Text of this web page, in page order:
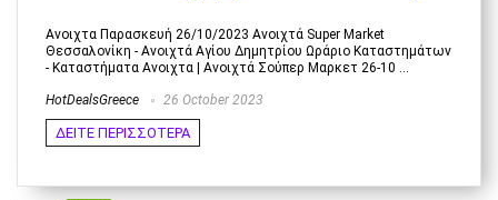
Ανοιχτα Παρασκευή 26/10/2023 Ανοιχτά Super Market
Θεσσαλονίκη - Ανοιχτά Αγίου Δημητρίου Ωράριο Καταστημάτων
- Καταστήματα Ανοιχτα | Ανοιχτά Σούπερ Μαρκετ 26-10 ...
HotDealsGreece 26 October 2023
ΔΕΙΤΕ ΠΕΡΙΣΣΟΤΕΡΑ